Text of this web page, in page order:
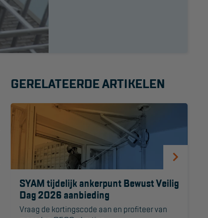
Industrie
GERELATEERDE ARTIKELEN
SYAM tijdelijk ankerpunt Bewust Veilig
Dag 2026 aanbieding
Vraag de kortingscode aan en profiteer van